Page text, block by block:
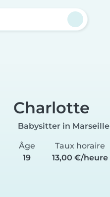
Charlotte
Babysitter in Marseille
Âge
19
Taux horaire
13,00 €/heure